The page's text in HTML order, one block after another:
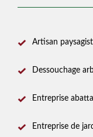
Artisan
Dessouchage
Entreprise
Entreprise de